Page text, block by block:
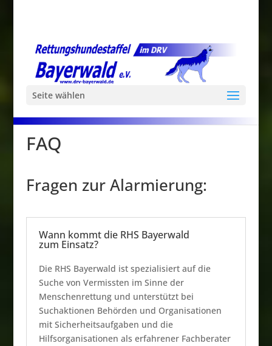
Seite wählen
FAQ
Fragen zur Alarmierung:
Wann kommt die RHS Bayerwald
zum Einsatz?
Die RHS Bayerwald ist spezialisiert auf die
Suche von Vermissten im Sinne der
Menschenrettung und unterstützt bei
Suchaktionen Behörden und Organisationen
mit Sicherheitsaufgaben und die
Hilfsorganisationen als erfahrener Fachberater